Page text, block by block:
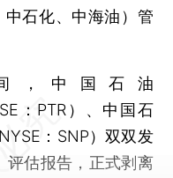
中石化、中海油）管
中国石油
：PTR）、中国石
：SNP）双双发
评估报告，正式剥离